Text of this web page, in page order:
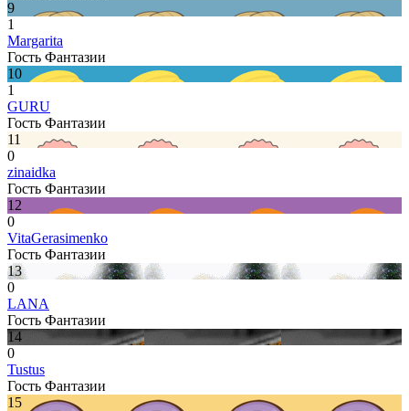
9
1
Margarita
Гость Фантазии
10
1
GURU
Гость Фантазии
11
0
zinaidka
Гость Фантазии
12
0
VitaGerasimenko
Гость Фантазии
13
0
LANA
Гость Фантазии
14
0
Tustus
Гость Фантазии
15